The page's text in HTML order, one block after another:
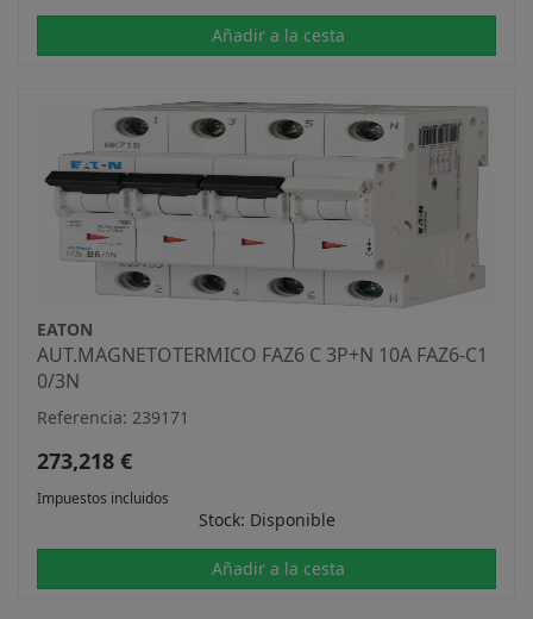
Añadir a la cesta
EATON
AUT.MAGNETOTERMICO FAZ6 C 3P+N 10A FAZ6-C1
0/3N
Referencia: 239171
273,218 €
Impuestos incluidos
Stock: Disponible
Añadir a la cesta